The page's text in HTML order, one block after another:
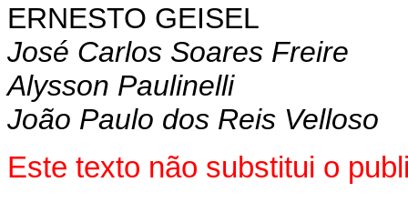
ERNESTO GEISEL
José Carlos Soares Freire
Alysson Paulinelli
João Paulo dos Reis Velloso
Este texto não substitui o